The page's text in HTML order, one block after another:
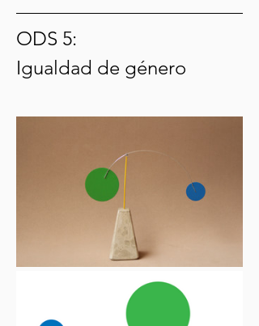
ODS 5:
Igualdad de género